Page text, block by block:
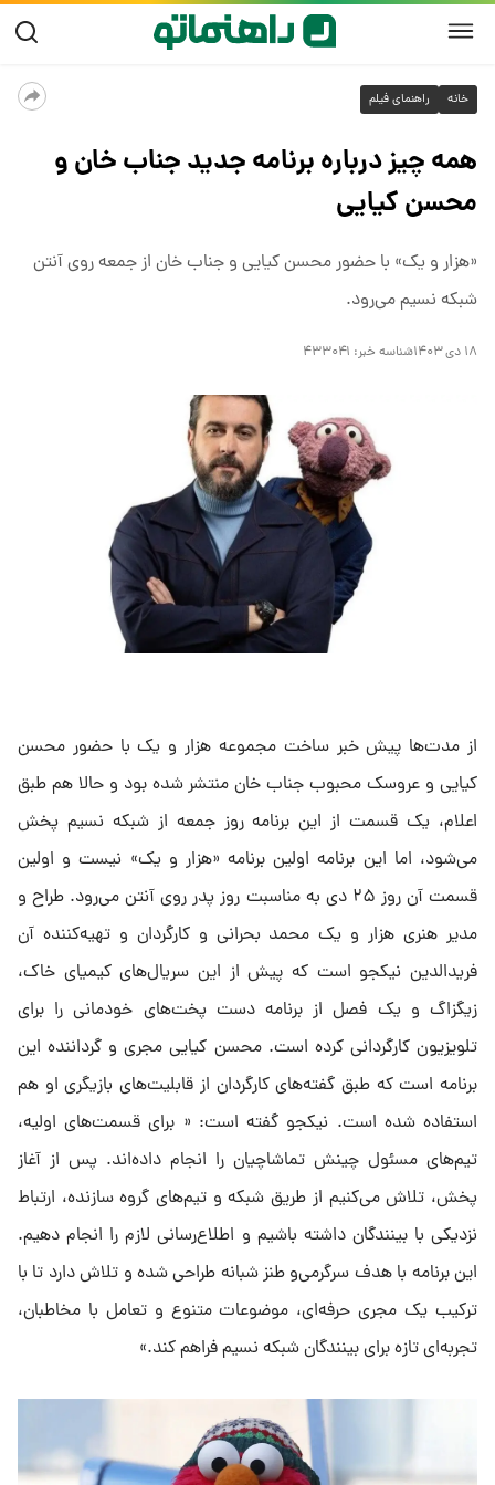
خانه راهنمای فیلم
همه چیز درباره برنامه جدید جناب خان و
محسن کیایی
«هزار و یک» با حضور محسن کیایی و جناب خان از جمعه روی آنتن
شبکه نسیم ‌می‌رود.
۱۸ دی ۱۴۰۳ شناسه خبر: ۴۳۳۰۴۱
از مدت‌ها پیش خبر ساخت مجموعه هزار و یک با حضور محسن
کیایی و عروسک محبوب جناب خان منتشر شده بود و حالا هم طبق
اعلام، یک قسمت از این برنامه روز جمعه از شبکه نسیم پخش
‌می‌شود، اما این برنامه اولین برنامه «هزار و یک» نیست و اولین
قسمت آن روز ۲۵ دی به مناسبت روز پدر روی آنتن ‌می‌رود. طراح و
مدیر هنری هزار و یک محمد بحرانی و کارگردان و تهیه‌کننده آن
فریدالدین نیکجو است که پیش از این سریال‌های کیمیای‌ خاک،
زیگزاگ و یک فصل از برنامه دست پخت‌های خودمانی را برای
تلویزیون کارگردانی کرده است. محسن کیایی مجری و گرداننده این
برنامه است که طبق گفته‌های کارگردان از قابلیت‌های بازیگری او هم
استفاده شده است. نیکجو گفته است: « برای قسمت‌های اولیه،
تیم‌های مسئول چینش تماشاچیان را انجام داده‌اند. پس از آغاز
پخش، تلاش می‌کنیم از طریق شبکه و تیم‌های گروه سازنده، ارتباط
نزدیکی با بینندگان داشته باشیم و اطلاع‌رسانی لازم را انجام دهیم.
این برنامه با هدف سرگرمی‌و طنز شبانه طراحی شده و تلاش دارد تا با
ترکیب یک مجری حرفه‌ای، موضوعات متنوع و تعامل با مخاطبان،
تجربه‌ای تازه برای بینندگان شبکه نسیم فراهم کند.»